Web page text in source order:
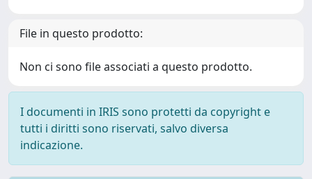
File in questo prodotto:
Non ci sono file associati a questo prodotto.
I documenti in IRIS sono protetti da copyright e
tutti i diritti sono riservati, salvo diversa
indicazione.